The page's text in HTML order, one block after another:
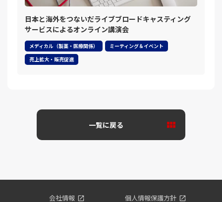
日本と海外をつないだライブブロードキャスティング
サービスによるオンライン講演会
メディカル（製薬・医療関係）
ミーティング＆イベント
売上拡大・販売促進
一覧に戻る
会社情報 個人情報保護方針